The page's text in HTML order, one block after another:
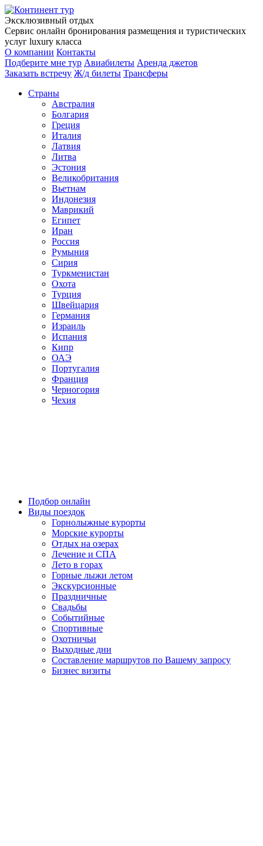
Эксклюзивный отдых
Сервис онлайн бронирования размещения и туристических
услуг luxury класса
О компании Контакты
Подберите мне тур Авиабилеты Аренда джетов
Заказать встречу Ж/д билеты Трансферы
Страны
Австралия
Болгария
Греция
Италия
Латвия
Литва
Эстония
Великобритания
Вьетнам
Индонезия
Маврикий
Египет
Иран
Россия
Румыния
Сирия
Туркменистан
Охота
Турция
Швейцария
Германия
Израиль
Испания
Кипр
ОАЭ
Португалия
Франция
Черногория
Чехия
Подбор онлайн
Виды поездок
Горнолыжные курорты
Морские курорты
Отдых на озерах
Лечение и СПА
Лето в горах
Горные лыжи летом
Экскурсионные
Праздничные
Свадьбы
Событийные
Спортивные
Охотничьи
Выходные дни
Составление маршрутов по Вашему запросу
Бизнес визиты